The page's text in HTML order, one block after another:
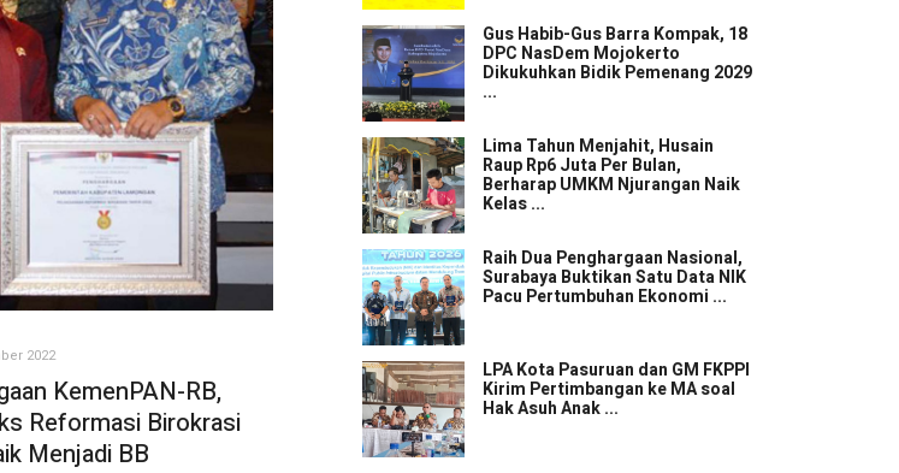
2022
KemenPAN-RB,
Reformasi Birokrasi
Menjadi BB
Gus Habib-Gus Barra Kompak, 18
DPC NasDem Mojokerto
Dikukuhkan Bidik Pemenang 2029
...
Lima Tahun Menjahit, Husain
Raup Rp6 Juta Per Bulan,
Berharap UMKM Njurangan Naik
Kelas ...
Raih Dua Penghargaan Nasional,
Surabaya Buktikan Satu Data NIK
Pacu Pertumbuhan Ekonomi ...
LPA Kota Pasuruan dan GM FKPPI
Kirim Pertimbangan ke MA soal
Hak Asuh Anak ...